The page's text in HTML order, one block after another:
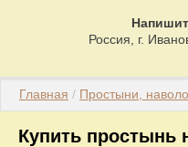
Россия, г.
Главная / Простыни,
Купить простынь